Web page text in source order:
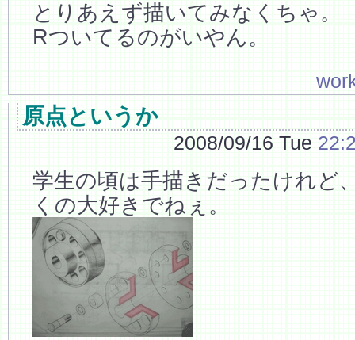
とりあえず描いてみなくちゃ。
Rついてるのがいやん。
原点というか
2008/09/16 Tue
学生の頃は手描きだったけれど
くの大好きでねぇ。